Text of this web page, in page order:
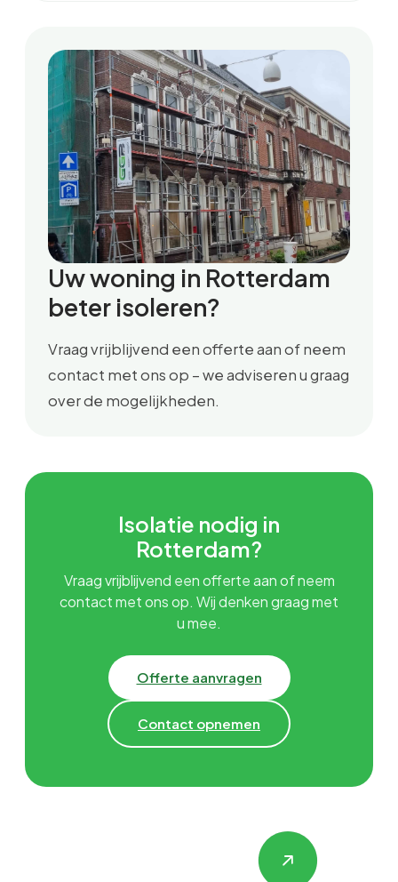
Uw woning in Rotterdam
beter isoleren?
Vraag vrijblijvend een offerte aan of neem
contact met ons op – we adviseren u graag
over de mogelijkheden.
Isolatie nodig in
Rotterdam?
Vraag vrijblijvend een offerte aan of neem
contact met ons op. Wij denken graag met
u mee.
Offerte aanvragen
Contact opnemen